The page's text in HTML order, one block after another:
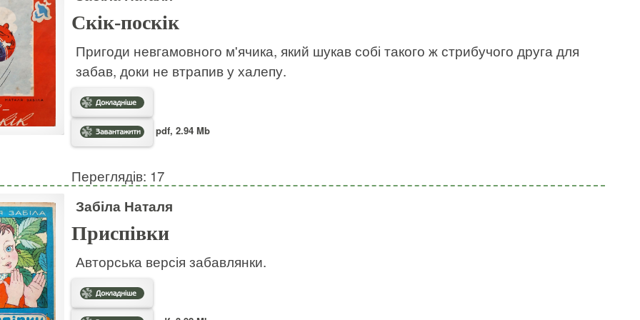
Скік-поскік
Пригоди невгамовного м'ячика, який шукав собі такого ж стрибучого друга для
забав, доки не втрапив у халепу.
pdf, 2.94 Mb
Переглядів: 17
Забіла Наталя
Приспівки
Авторська версія забавлянки.